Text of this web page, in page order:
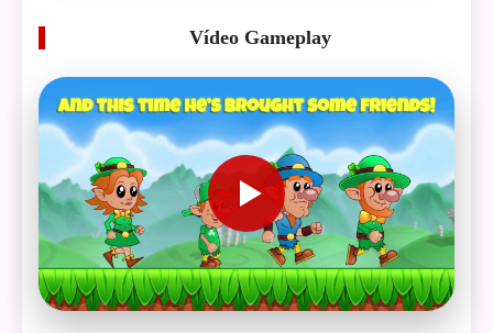
Vídeo Gameplay